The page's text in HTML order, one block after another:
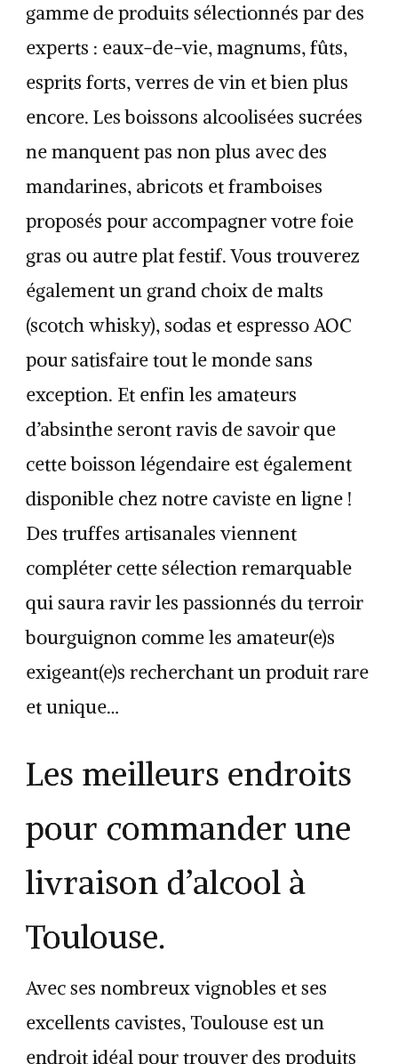
gamme de produits sélectionnés par des
experts : eaux-de-vie, magnums, fûts,
esprits forts, verres de vin et bien plus
encore. Les boissons alcoolisées sucrées
ne manquent pas non plus avec des
mandarines, abricots et framboises
proposés pour accompagner votre foie
gras ou autre plat festif. Vous trouverez
également un grand choix de malts
(scotch whisky), sodas et espresso AOC
pour satisfaire tout le monde sans
exception. Et enfin les amateurs
d’absinthe seront ravis de savoir que
cette boisson légendaire est également
disponible chez notre caviste en ligne !
Des truffes artisanales viennent
compléter cette sélection remarquable
qui saura ravir les passionnés du terroir
bourguignon comme les amateur(e)s
exigeant(e)s recherchant un produit rare
et unique…
Les meilleurs endroits
pour commander une
livraison d’alcool à
Toulouse.
Avec ses nombreux vignobles et ses
excellents cavistes, Toulouse est un
endroit idéal pour trouver des produits